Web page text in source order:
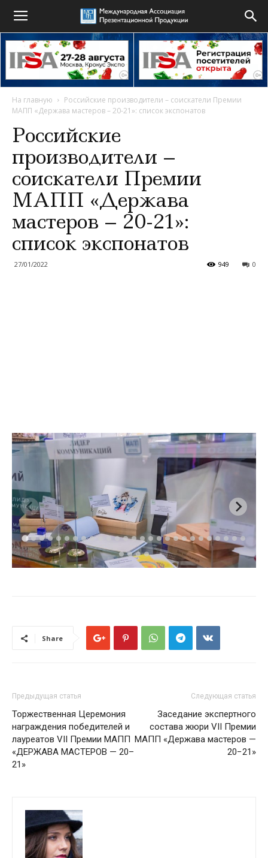
На главную
Российские производители – соискатели Премии
МАПП «Держава мастеров – 20-21»: список экспонатов
Российские
производители –
соискатели Премии
МАПП «Держава
мастеров – 20-21»:
список экспонатов
27/01/2022 0
949
Share
Предыдущая статья
Торжественная Церемония
награждения победителей и
лауреатов VII Премии МАПП
«ДЕРЖАВА МАСТЕРОВ — 20–
21»
Следующая статья
Заседание экспертного
состава жюри VII Премии
МАПП «Держава мастеров —
20−21»